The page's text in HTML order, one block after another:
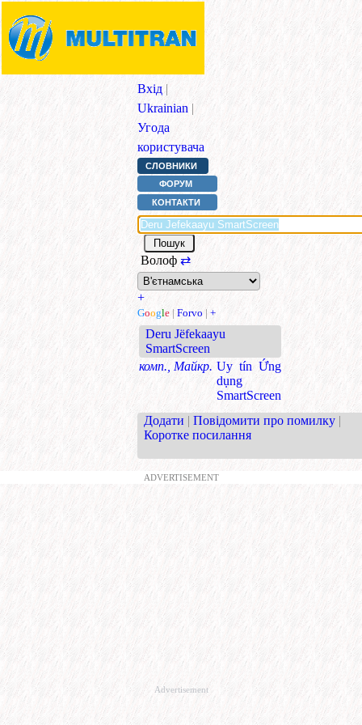
Вхід |
Ukrainian |
Угода
користувача
СЛОВНИКИ
ФОРУМ
КОНТАКТИ
Волоф ⇄
+
Google | Forvo | +
Deru Jëfekaayu
SmartScreen
комп., Майкр. Uy tín Ứng
dụng
SmartScreen
Додати | Повідомити про помилку |
Коротке посилання
ADVERTISEMENT
Advertisement